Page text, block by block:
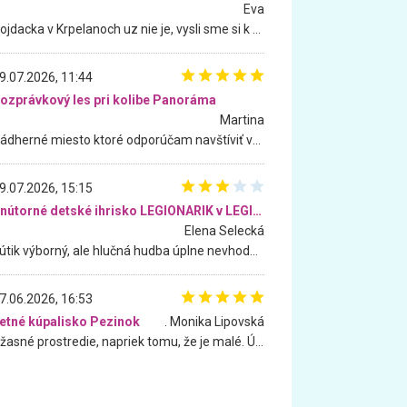
Eva
11:44
les pri kolibe Panoráma
Martina
15:15
Vnútorné detské ihrisko LEGIONARIK v LEGIA Fitness
Elena Selecká
16:53
kúpalisko Pezinok
. Monika Lipovská